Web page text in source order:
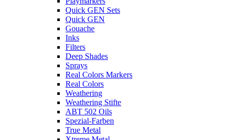
Quick GEN Sets
Quick GEN
Gouache
Inks
Filters
Deep Shades
Sprays
Real Colors Markers
Real Colors
Weathering
Weathering Stifte
ABT 502 Oils
Spezial-Farben
True Metal